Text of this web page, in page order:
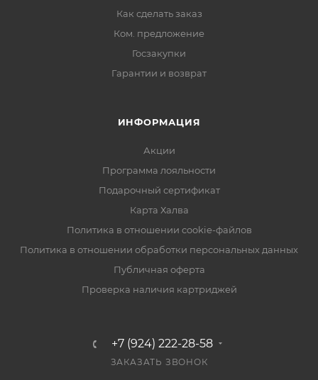
Как сделать заказ
Ком. предложение
Госзакупки
Гарантии и возврат
ИНФОРМАЦИЯ
Акции
Программа лояльности
Подарочный сертификат
Карта Халва
Политика в отношении cookie-файлов
Политика в отношении обработки персональных данных
Публичная оферта
Проверка наличия картриджей
+7 (924) 222-28-58
ЗАКАЗАТЬ ЗВОНОК